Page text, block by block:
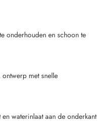
onderhouden en schoon te
met snelle
waterinlaat aan de onderkant